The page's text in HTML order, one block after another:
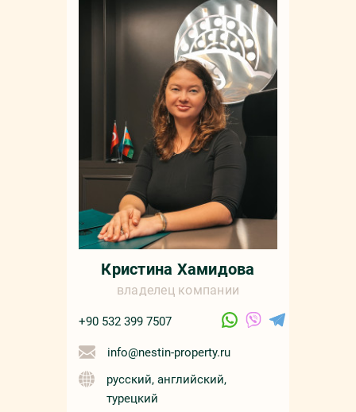
Кристина Хамидова
владелец компании
+90 532 399 7507
info@nestin-property.ru
русский, английский,
турецкий